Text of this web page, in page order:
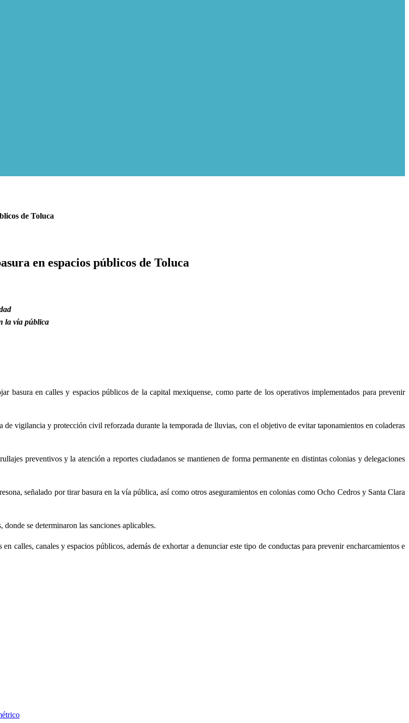
de Toluca
en espacios públicos de Toluca
la vía pública
basura en calles y espacios públicos de la capital mexiquense, como parte de los operativos implementados para prevenir
vigilancia y protección civil reforzada durante la temporada de lluvias, con el objetivo de evitar taponamientos en coladeras
preventivos y la atención a reportes ciudadanos se mantienen de forma permanente en distintas colonias y delegaciones
señalado por tirar basura en la vía pública, así como otros aseguramientos en colonias como Ocho Cedros y Santa Clara
se determinaron las sanciones aplicables.
calles, canales y espacios públicos, además de exhortar a denunciar este tipo de conductas para prevenir encharcamientos e